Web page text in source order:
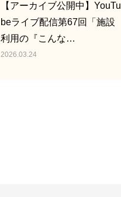
【アーカイブ公開中】YouTu
beライブ配信第67回「施設
利用の『こんな…
2026.03.24